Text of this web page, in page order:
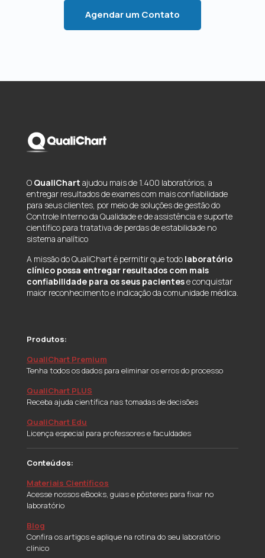
Agendar um Contato
O QualiChart ajudou mais de 1.400 laboratórios, a
entregar resultados de exames com mais confiabilidade
para seus clientes, por meio de soluções de gestão do
Controle Interno da Qualidade e de assistência e suporte
científico para tratativa de perdas de estabilidade no
sistema analítico
A missão do QualiChart é permitir que todo laboratório
clínico possa entregar resultados com mais
confiabilidade para os seus pacientese conquistar
maior reconhecimento e indicação da comunidade médica.
Produtos:
QualiChart Premium
Tenha todos os dados para eliminar os erros do processo
QualiChart PLUS
Receba ajuda científica nas tomadas de decisões
QualiChart Edu
Licença especial para professores e faculdades
Conteúdos:
Materiais Científicos
Acesse nossos eBooks, guias e pôsteres para fixar no
laboratório
Blog
Confira os artigos e aplique na rotina do seu laboratório
clínico